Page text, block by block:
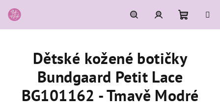
na
obsah
HledatPřihlášeníNákupní
košík
Dětské kožené botičky
Bundgaard Petit Lace
BG101162 - Tmavě Modré